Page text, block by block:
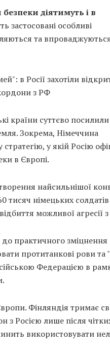
діятимуть і в
застосовані особливі
та
в Росії захотіли
з РФ
країни суттєво
Зокрема, Німеччина
у якій Росію
в Європі.
найсильнішої
тисяч німецьких
можливої агресії
практичного зміцнення
протитанкові рови та
Федерацією в
Фінляндія тримає
з Росією лише після
використовувати